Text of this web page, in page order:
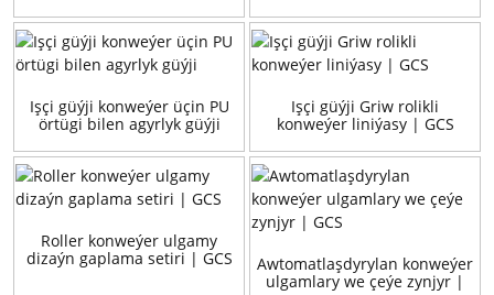
düşek
Işçi güýji konweýer üçin PU
örtügi bilen agyrlyk güýji
Işçi güýji Griw rolikli
konweýer liniýasy | GCS
Roller konweýer ulgamy
dizaýn gaplama setiri | GCS
Awtomatlaşdyrylan konweýer
ulgamlary we çeýe zynjyr |